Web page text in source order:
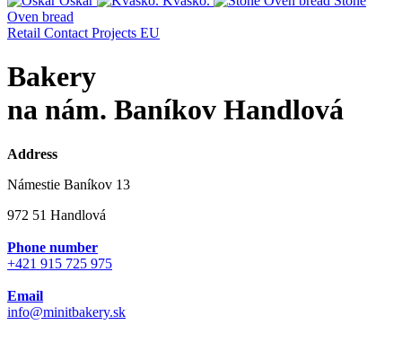
Oven bread
Retail Contact Projects EU
Bakery
na nám. Baníkov Handlová
Address
Námestie Baníkov 13
972 51 Handlová
Phone number
+421 915 725 975
Email
info@minitbakery.sk